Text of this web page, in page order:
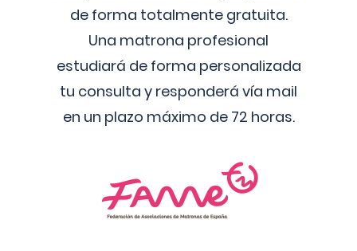
de forma totalmente gratuita.
Una matrona profesional
estudiará de forma personalizada
tu consulta y responderá vía mail
en un plazo máximo de 72 horas.